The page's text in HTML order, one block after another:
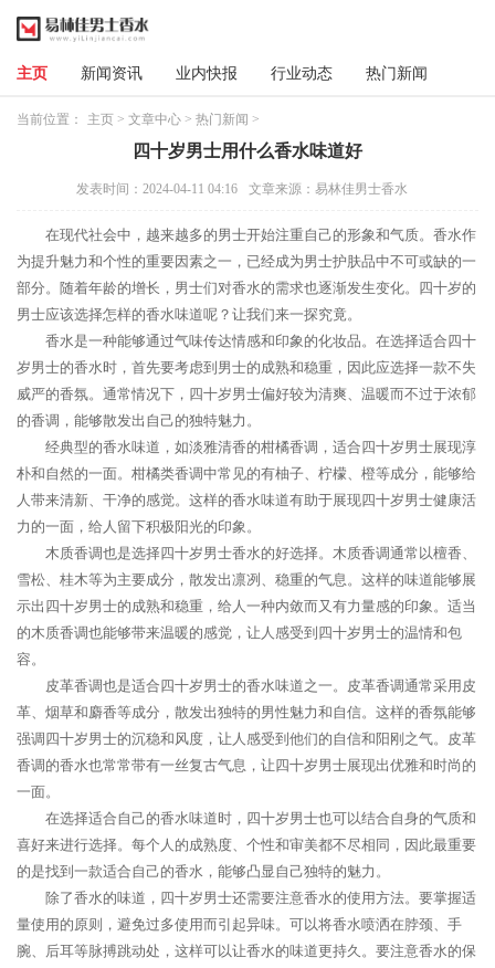
主页 新闻资讯 业内快报 行业动态 热门新闻
当前位置： 主页 > 文章中心 > 热门新闻 >
四十岁男士用什么香水味道好
发表时间：2024-04-11 04:16 文章来源：易林佳男士香水
在现代社会中，越来越多的男士开始注重自己的形象和气质。香水作
为提升魅力和个性的重要因素之一，已经成为男士护肤品中不可或缺的一
部分。随着年龄的增长，男士们对香水的需求也逐渐发生变化。四十岁的
男士应该选择怎样的香水味道呢？让我们来一探究竟。
香水是一种能够通过气味传达情感和印象的化妆品。在选择适合四十
岁男士的香水时，首先要考虑到男士的成熟和稳重，因此应选择一款不失
威严的香氛。通常情况下，四十岁男士偏好较为清爽、温暖而不过于浓郁
的香调，能够散发出自己的独特魅力。
经典型的香水味道，如淡雅清香的柑橘香调，适合四十岁男士展现淳
朴和自然的一面。柑橘类香调中常见的有柚子、柠檬、橙等成分，能够给
人带来清新、干净的感觉。这样的香水味道有助于展现四十岁男士健康活
力的一面，给人留下积极阳光的印象。
木质香调也是选择四十岁男士香水的好选择。木质香调通常以檀香、
雪松、桂木等为主要成分，散发出凛冽、稳重的气息。这样的味道能够展
示出四十岁男士的成熟和稳重，给人一种内敛而又有力量感的印象。适当
的木质香调也能够带来温暖的感觉，让人感受到四十岁男士的温情和包
容。
皮革香调也是适合四十岁男士的香水味道之一。皮革香调通常采用皮
革、烟草和麝香等成分，散发出独特的男性魅力和自信。这样的香氛能够
强调四十岁男士的沉稳和风度，让人感受到他们的自信和阳刚之气。皮革
香调的香水也常常带有一丝复古气息，让四十岁男士展现出优雅和时尚的
一面。
在选择适合自己的香水味道时，四十岁男士也可以结合自身的气质和
喜好来进行选择。每个人的成熟度、个性和审美都不尽相同，因此最重要
的是找到一款适合自己的香水，能够凸显自己独特的魅力。
除了香水的味道，四十岁男士还需要注意香水的使用方法。要掌握适
量使用的原则，避免过多使用而引起异味。可以将香水喷洒在脖颈、手
腕、后耳等脉搏跳动处，这样可以让香水的味道更持久。要注意香水的保